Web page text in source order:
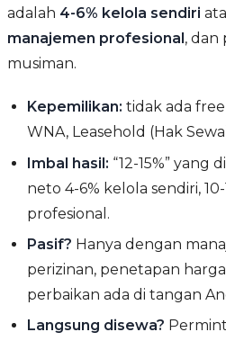
adalah 4-6% kelola sendiri
manajemen profesional, dan
musiman.
Kepemilikan: tidak ada
WNA, Leasehold (Hak
Imbal hasil: “12-15%”
neto 4-6% kelola sendiri,
profesional.
Pasif? Hanya dengan
perizinan, penetapan
perbaikan ada di tangan
Langsung disewa?